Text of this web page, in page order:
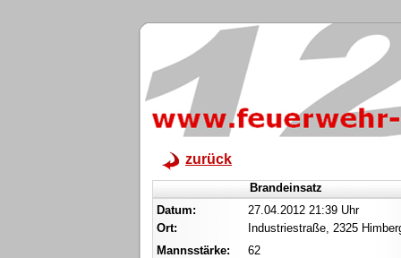
zurück
Brandeinsatz
Datum:
27.04.2012 21:39 Uhr
Ort:
Industriestraße, 2325
Mannsstärke:
62